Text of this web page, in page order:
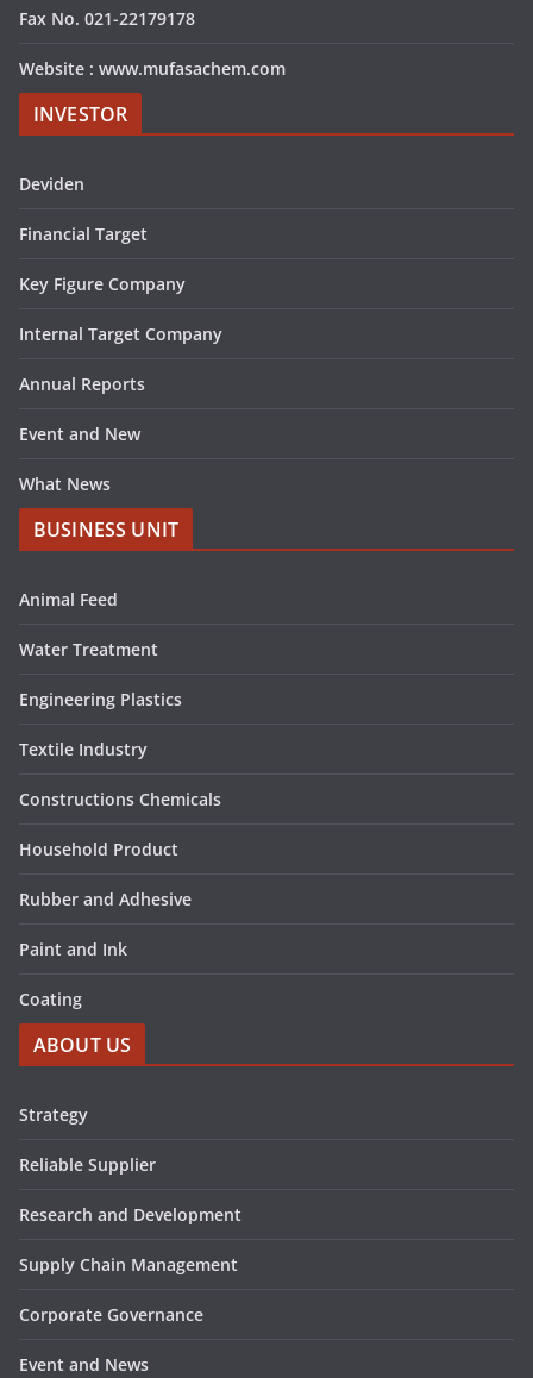
Fax No. 021-22179178
Website : www.mufasachem.com
INVESTOR
Deviden
Financial Target
Key Figure Company
Internal Target Company
Annual Reports
Event and New
What News
BUSINESS UNIT
Animal Feed
Water Treatment
Engineering Plastics
Textile Industry
Constructions Chemicals
Household Product
Rubber and Adhesive
Paint and Ink
Coating
ABOUT US
Strategy
Reliable Supplier
Research and Development
Supply Chain Management
Corporate Governance
Event and News